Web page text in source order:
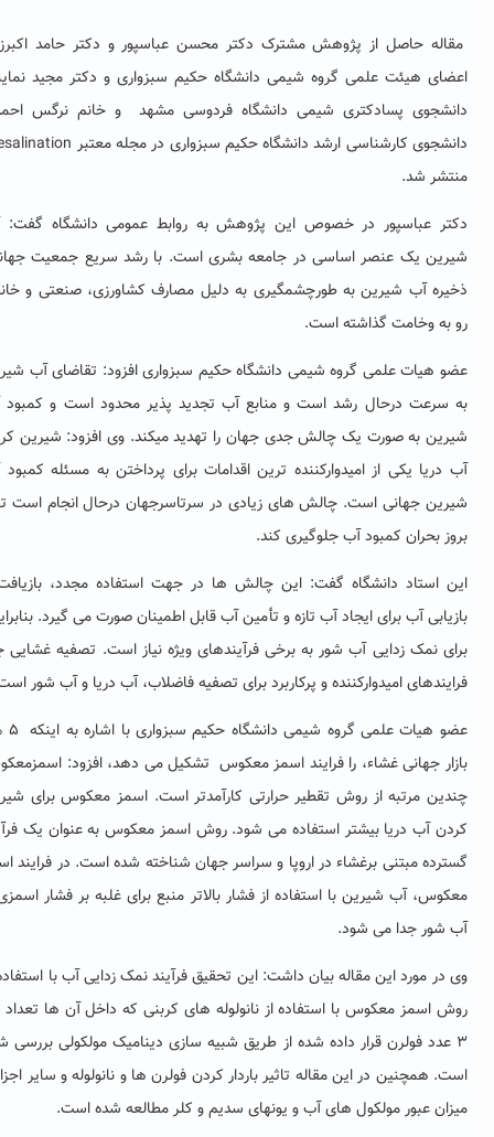
حاصل از پژوهش مشترک دکتر محسن عباسپور و دکتر حامد اکبرزاده
هیئت علمی گروه شیمی دانشگاه حکیم سبزواری و دکتر مجید نماینده
پسادکتری شیمی دانشگاه فردوسی مشهد و خانم نرگس احمدی
دانشجوی کارشناسی ارشد دانشگاه حکیم سبزواری در مجله معتبر Desalination
شد.
عباسپور در خصوص این پژوهش به روابط عمومی دانشگاه گفت: آب
یک عنصر اساسی در جامعه بشری است. با رشد سریع جمعیت جهانی،
آب شیرین به طورچشمگیری به دلیل مصارف کشاورزی، صنعتی و خانگی
وخامت گذاشته است.
هیات علمی گروه شیمی دانشگاه حکیم سبزواری افزود: تقاضای آب شیرین
درحال رشد است و منابع آب تجدید پذیر محدود است و کمبود آب
به صورت یک چالش جدی جهان را تهدید میکند. وی افزود: شیرین کردن
یکی از امیدوارکننده ترین اقدامات برای پرداختن به مسئله کمبود آب
جهانی است. چالش های زیادی در سرتاسرجهان درحال انجام است تا از
بحران کمبود آب جلوگیری کند.
استاد دانشگاه گفت: این چالش ها در جهت استفاده مجدد، بازیافت و
آب برای ایجاد آب تازه و تأمین آب قابل اطمینان صورت می گیرد. بنابراین،
نمک زدایی آب شور به برخی فرآیندهای ویژه نیاز است. تصفیه غشایی جزء
امیدوارکننده و پرکاربرد برای تصفیه فاضلاب، آب دریا و آب شور است.
عضو هیات علمی گروه شیمی دانشگاه حکیم سبزواری با اشاره به اینکه ۵ %از
جهانی غشاء، را فرایند اسمز معکوس تشکیل می دهد، افزود: اسمزمعکوس
مرتبه از روش تقطیر حرارتی کارآمدتر است. اسمز معکوس برای شیرین
آب دریا بیشتر استفاده می شود. روش اسمز معکوس به عنوان یک فرآیند
مبتنی برغشاء در اروپا و سراسر جهان شناخته شده است. در فرایند اسمز
آب شیرین با استفاده از فشار بالاتر منبع برای غلبه بر فشار اسمزی از
جدا می شود.
مورد این مقاله بیان داشت: این تحقیق فرآیند نمک زدایی آب با استفاده از
روش اسمز معکوس با استفاده از نانولوله های کربنی که داخل آن ها تعداد ۱ و
عدد فولرن قرار داده شده از طریق شبیه سازی دینامیک مولکولی بررسی شده
همچنین در این مقاله تاثیر باردار کردن فولرن ها و نانولوله و سایر اجزا در
عبور مولکول های آب و یونهای سدیم و کلر مطالعه شده است.